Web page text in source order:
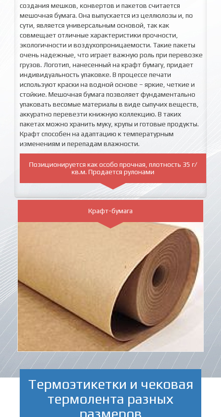
создания мешков, конвертов и пакетов считается
мешочная бумага. Она выпускается из целлюлозы и, по
сути, является универсальным основой, так как
совмещает отличные характеристики прочности,
экологичности и воздухопроницаемости. Такие пакеты
очень надежные, что играет важную роль при перевозке
грузов. Логотип, нанесенный на крафт бумагу, придает
индивидуальность упаковке. В процессе печати
используют краски на водной основе – яркие, четкие и
стойкие. Мешочная бумага позволяет фундаментально
упаковать весомые материалы в виде сыпучих веществ,
аккуратно перевезти книжную коллекцию. В таких
пакетах можно хранить муку, крупы и готовые продукты.
Крафт способен на адаптацию к температурным
изменениям и перепадам влажности.
Позиционируется как особо прочная, плотность 35 г/
кв.м. Продается рулонами
Крафт-бумага
Термоэтикетки и чековая
термолента разных
размеров